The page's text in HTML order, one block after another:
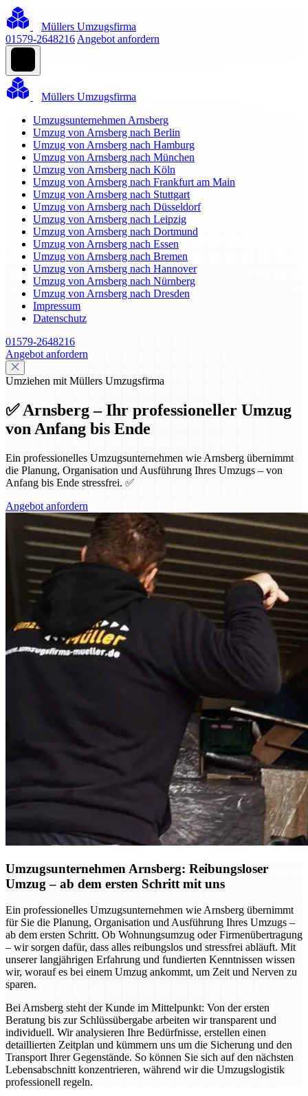
Müllers Umzugsfirma
01579-2648216 Angebot anfordern
Müllers Umzugsfirma
Umzugsunternehmen Arnsberg
Umzug von Arnsberg nach Berlin
Umzug von Arnsberg nach Hamburg
Umzug von Arnsberg nach München
Umzug von Arnsberg nach Köln
Umzug von Arnsberg nach Frankfurt am Main
Umzug von Arnsberg nach Stuttgart
Umzug von Arnsberg nach Düsseldorf
Umzug von Arnsberg nach Leipzig
Umzug von Arnsberg nach Dortmund
Umzug von Arnsberg nach Essen
Umzug von Arnsberg nach Bremen
Umzug von Arnsberg nach Hannover
Umzug von Arnsberg nach Nürnberg
Umzug von Arnsberg nach Dresden
Impressum
Datenschutz
01579-2648216
Angebot anfordern
Umziehen mit Müllers Umzugsfirma
✅ Arnsberg – Ihr professioneller Umzug
von Anfang bis Ende
Ein professionelles Umzugsunternehmen wie Arnsberg übernimmt
die Planung, Organisation und Ausführung Ihres Umzugs – von
Anfang bis Ende stressfrei. ✅
Angebot anfordern
Umzugsunternehmen Arnsberg: Reibungsloser
Umzug – ab dem ersten Schritt mit uns
Ein professionelles Umzugsunternehmen wie Arnsberg übernimmt
für Sie die Planung, Organisation und Ausführung Ihres Umzugs –
ab dem ersten Schritt. Ob Wohnungsumzug oder Firmenübertragung
– wir sorgen dafür, dass alles reibungslos und stressfrei abläuft. Mit
unserer langjährigen Erfahrung und fundierten Kenntnissen wissen
wir, worauf es bei einem Umzug ankommt, um Zeit und Nerven zu
sparen.
Bei Arnsberg steht der Kunde im Mittelpunkt: Von der ersten
Beratung bis zur Schlüssübergabe arbeiten wir transparent und
individuell. Wir analysieren Ihre Bedürfnisse, erstellen einen
detaillierten Zeitplan und kümmern uns um die Sicherung und den
Transport Ihrer Gegenstände. So können Sie sich auf den nächsten
Lebensabschnitt konzentrieren, während wir die Umzugslogistik
professionell regeln.